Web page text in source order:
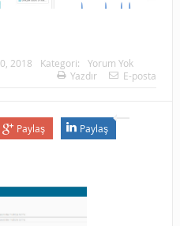
2018 Kategori:
Yorum Yok
Yazdır E-posta
Paylaş Paylaş